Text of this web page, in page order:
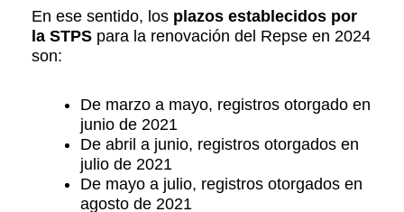
En ese sentido, los plazos establecidos por
la STPS para la renovación del Repse en 2024
son:
De marzo a mayo, registros otorgado en
junio de 2021
De abril a junio, registros otorgados en
julio de 2021
De mayo a julio, registros otorgados en
agosto de 2021